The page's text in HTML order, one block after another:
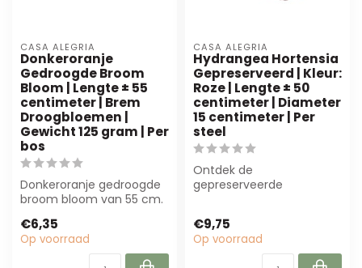
CASA ALEGRIA
Donkeroranje
Gedroogde Broom
Bloom | Lengte ± 55
centimeter | Brem
Droogbloemen |
Gewicht 125 gram | Per
bos
Donkeroranje gedroogde
broom bloom van 55 cm.
en interie...
€6,35
Op voorraad
CASA ALEGRIA
Hydrangea Hortensia
Gepreserveerd | Kleur:
Roze | Lengte ± 50
centimeter | Diameter
15 centimeter | Per
steel
Ontdek de
gepreserveerde
cm en ee...
€9,75
Op voorraad